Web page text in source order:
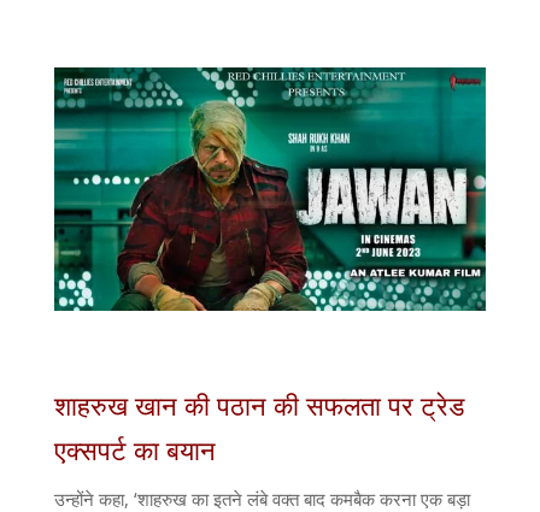
शाहरुख खान की पठान की सफलता पर ट्रेड
एक्सपर्ट का बयान
उन्होंने कहा, ‘शाहरुख का इतने लंबे वक्त बाद कमबैक करना एक बड़ा